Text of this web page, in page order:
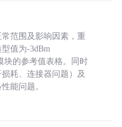
范围及影响因素，重
值为-3dBm
块的参考值表格。同时
耗、连接器问题）及
能问题。